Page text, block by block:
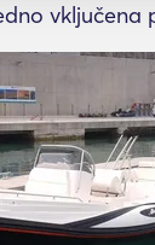
vključena